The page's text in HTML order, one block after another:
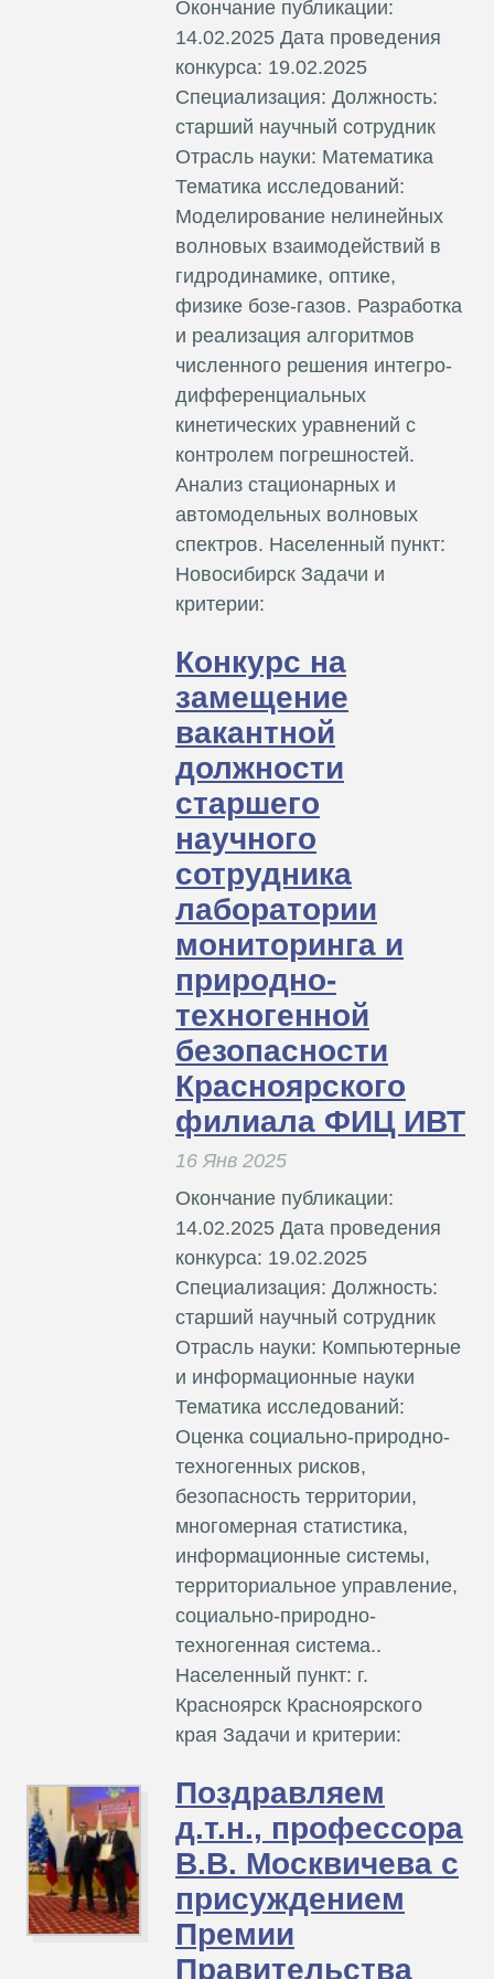
Окончание публикации:
14.02.2025 Дата проведения
конкурса: 19.02.2025
Специализация: Должность:
старший научный сотрудник
Отрасль науки: Математика
Тематика исследований:
Моделирование нелинейных
волновых взаимодействий в
гидродинамике, оптике,
физике бозе-газов. Разработка
и реализация алгоритмов
численного решения интегро-
дифференциальных
кинетических уравнений с
контролем погрешностей.
Анализ стационарных и
автомодельных волновых
спектров. Населенный пункт:
Новосибирск Задачи и
критерии:
Конкурс на
замещение
вакантной
должности
старшего
научного
сотрудника
лаборатории
мониторинга и
природно-
техногенной
безопасности
Красноярского
филиала ФИЦ ИВТ
16 Янв 2025
Окончание публикации:
14.02.2025 Дата проведения
конкурса: 19.02.2025
Специализация: Должность:
старший научный сотрудник
Отрасль науки: Компьютерные
и информационные науки
Тематика исследований:
Оценка социально-природно-
техногенных рисков,
безопасность территории,
многомерная статистика,
информационные системы,
территориальное управление,
социально-природно-
техногенная система..
Населенный пункт: г.
Красноярск Красноярского
края Задачи и критерии:
Поздравляем
д.т.н., профессора
В.В. Москвичева с
присуждением
Премии
Правительства